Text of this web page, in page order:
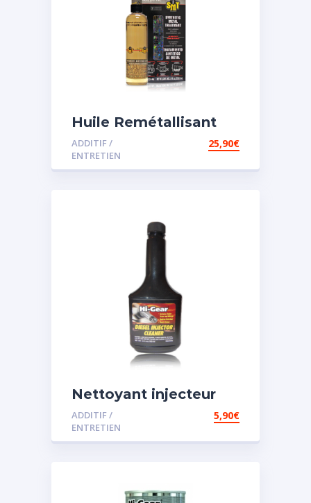
Huile Remétallisant
Moteur SMT2
ADDITIF /
ENTRETIEN
25,90€
Nettoyant injecteur
diesel
ADDITIF /
ENTRETIEN
5,90€